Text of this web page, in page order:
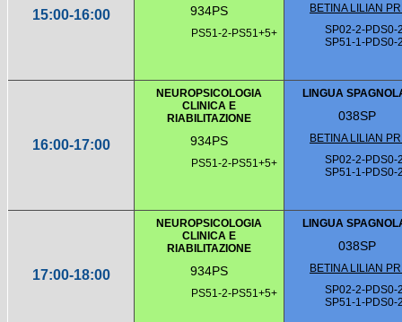
15:00-16:00 934PS
PS51-2-PS51+5+
BETINA LILIAN
SP02-2-PDS0-
SP51-1-PDS0-
16:00-17:00
NEUROPSICOLOGIA
CLINICA E
RIABILITAZIONE
934PS
PS51-2-PS51+5+
LINGUA
038SP
BETINA LILIAN
SP02-2-PDS0-
SP51-1-PDS0-
17:00-18:00
NEUROPSICOLOGIA
CLINICA E
RIABILITAZIONE
934PS
PS51-2-PS51+5+
LINGUA
038SP
BETINA LILIAN
SP02-2-PDS0-
SP51-1-PDS0-